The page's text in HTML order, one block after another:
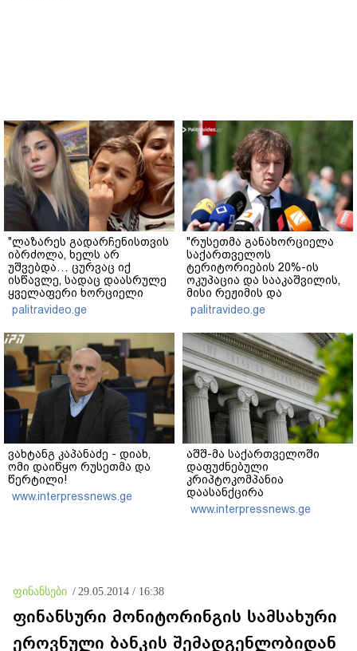
"ლაზარეს გადარჩენისთვის
იბრძოლა, ხელს არ
უშვებდა… ცურვაც იქ
ისწავლე, სადაც დაასრულე
ყველაფერი ხორციელი
ცხოვრებიდან" – რას წერს
ხობში დაღუპული დედა-
შვილის ახლობელი?
palitravideo.ge
"რუსეთმა განახორციელა
საქართველოს
ტერიტორიების 20%-ის
ოკუპაცია და სააკაშვილის,
მისი რეჟიმის და
"ნაცმოძრაობის" ღალატი
ვერანაირად ვერ
გადაფარავს ამ
დანაშაულს" - ირაკლი
კობახიძე
palitravideo.ge
ვახტანგ კაპანაძე - დიახ,
ომი დაიწყო რუსეთმა და
წერტილი!
www.interpressnews.ge
აშშ-მა საქართველოში
დაფუძნებული
კრიპტოკომპანია
დაასანქცირა
www.interpressnews.ge
ფინანსები / 29.05.2014 / 16:38
ფინანსური მონიტორინგის სამსახური
ეროვნული ბანკის შემადგენლობიდან